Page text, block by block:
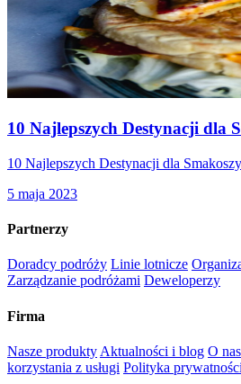
10 Najlepszych Destynacji dla
10 Najlepszych Destynacji dla Smakoszy
5 maja 2023
Partnerzy
Doradcy podróży Linie lotnicze
Zarządzanie podróżami Deweloperzy
Firma
Nasze produkty Aktualności i blog O nas
korzystania z usługi Polityka prywatności